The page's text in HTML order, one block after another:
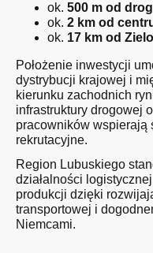
ok. 500 m od
ok. 2 km od
ok. 17 km od
Położenie inwestycji
dystrybucji krajowej i
kierunku zachodnich
infrastruktury drogowej
pracowników wspierają
rekrutacyjne.
Region Lubuskiego
działalności
produkcji dzięki
transportowej i
Niemcami.